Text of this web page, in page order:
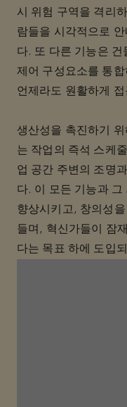
시 위험 구역을 격리
람들을 시각적으로
다. 또 다른 기능은
제어 구성요소를 통
언제라도 원활하게
생산성을 촉진하기
는 작업의 즉석 스케
업 공간 주변의 조명
다. 이 모든 기능과
향상시키고, 창의성
들며, 혁신가들이 잠
다는 목표 하에 도입